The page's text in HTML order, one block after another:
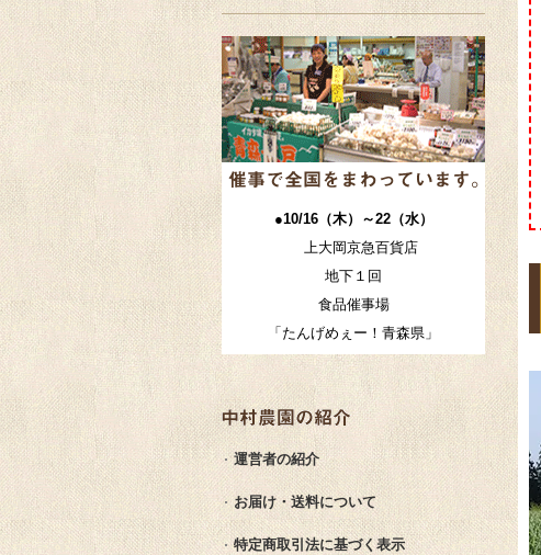
●10/16（木）～22（水）
上大岡京急百貨店
地下１回
食品催事場
「たんげめぇー！青森県」
運営者の紹介
お届け・送料について
特定商取引法に基づく表示